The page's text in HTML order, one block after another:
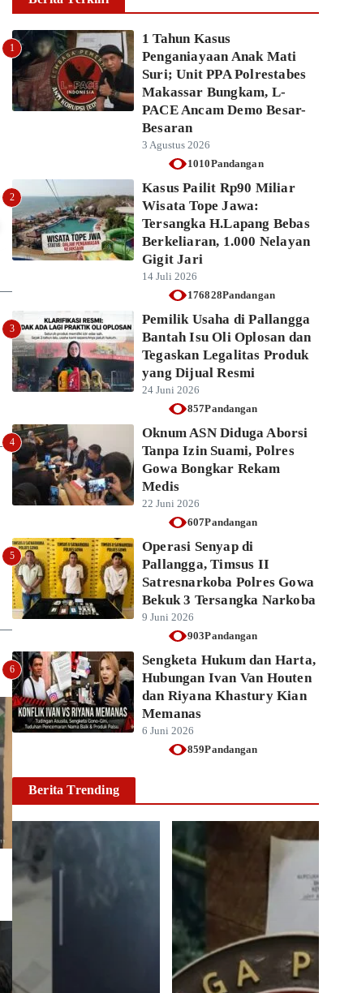
melalui Kasat Resnarkoba...
Baca lebih lanjut
1
1 Tahun Kasus
Penganiayaan Anak Mati
Suri; Unit PPA Polrestabes
Makassar Bungkam, L-
PACE Ancam Demo Besar-
Besaran
3 Agustus 2026
1010Pandangan
2
Kasus Pailit Rp90 Miliar
Wisata Tope Jawa:
Tersangka H.Lapang Bebas
Berkeliaran, 1.000 Nelayan
Gigit Jari
14 Juli 2026
176828Pandangan
3
Pemilik Usaha di Pallangga
Bantah Isu Oli Oplosan dan
Tegaskan Legalitas Produk
yang Dijual Resmi
24 Juni 2026
857Pandangan
4
Oknum ASN Diduga Aborsi
Tanpa Izin Suami, Polres
Gowa Bongkar Rekam
Medis
22 Juni 2026
607Pandangan
5
Operasi Senyap di
Pallangga, Timsus II
Satresnarkoba Polres Gowa
Bekuk 3 Tersangka Narkoba
9 Juni 2026
903Pandangan
6
Sengketa Hukum dan Harta,
Hubungan Ivan Van Houten
dan Riyana Khastury Kian
Memanas
6 Juni 2026
859Pandangan
Berita Trending